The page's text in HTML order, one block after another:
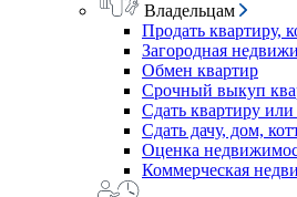
Владельцам
Продать квартиру,
Загородная
Обмен квартир
Срочный выкуп
Сдать квартиру
Сдать дачу, дом,
Оценка
Коммерческая